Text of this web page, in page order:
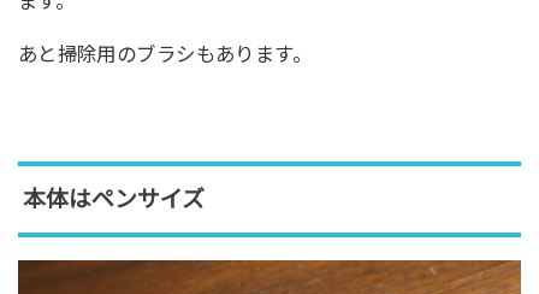
あと掃除用のブラシもあります。
本体はペンサイズ